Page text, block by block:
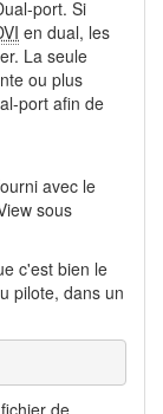
port. Si
en dual, les
La seule
ou plus
port afin de
avec le
sous
c'est bien le
pilote, dans un